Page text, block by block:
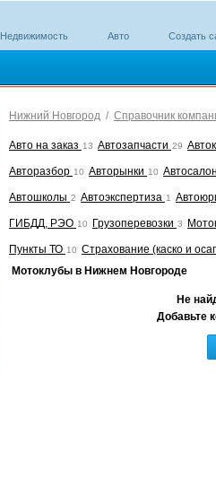
Недвижимость Авто Создать
Нижний Новгород / Справочник
Авто на заказ 13 Автозапчасти 29
Авторазбор 10 Авторынки 10
Автошколы 2 Автоэкспертиза 1
ГИБДД, РЭО 10 Грузоперевозки 3
Пункты ТО 10 Страхование (каско и
Мотоклубы в Нижнем Новгороде
Не
Добавьте